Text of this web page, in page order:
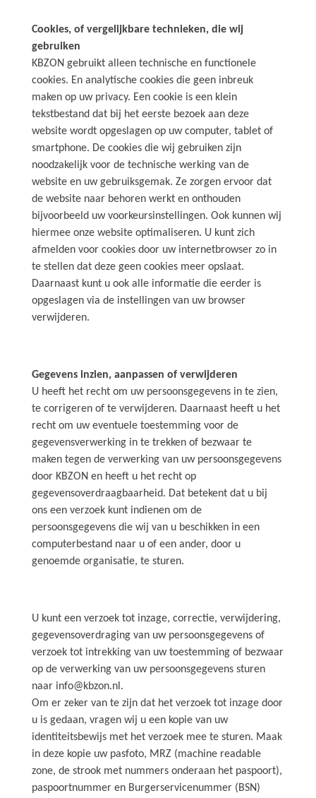
Cookies, of vergelijkbare technieken, die wij
gebruiken
KBZON gebruikt alleen technische en functionele
cookies. En analytische cookies die geen inbreuk
maken op uw privacy. Een cookie is een klein
tekstbestand dat bij het eerste bezoek aan deze
website wordt opgeslagen op uw computer, tablet of
smartphone. De cookies die wij gebruiken zijn
noodzakelijk voor de technische werking van de
website en uw gebruiksgemak. Ze zorgen ervoor dat
de website naar behoren werkt en onthouden
bijvoorbeeld uw voorkeursinstellingen. Ook kunnen wij
hiermee onze website optimaliseren. U kunt zich
afmelden voor cookies door uw internetbrowser zo in
te stellen dat deze geen cookies meer opslaat.
Daarnaast kunt u ook alle informatie die eerder is
opgeslagen via de instellingen van uw browser
verwijderen.
Gegevens inzien, aanpassen of verwijderen
U heeft het recht om uw persoonsgegevens in te zien,
te corrigeren of te verwijderen. Daarnaast heeft u het
recht om uw eventuele toestemming voor de
gegevensverwerking in te trekken of bezwaar te
maken tegen de verwerking van uw persoonsgegevens
door KBZON en heeft u het recht op
gegevensoverdraagbaarheid. Dat betekent dat u bij
ons een verzoek kunt indienen om de
persoonsgegevens die wij van u beschikken in een
computerbestand naar u of een ander, door u
genoemde organisatie, te sturen.
U kunt een verzoek tot inzage, correctie, verwijdering,
gegevensoverdraging van uw persoonsgegevens of
verzoek tot intrekking van uw toestemming of bezwaar
op de verwerking van uw persoonsgegevens sturen
naar info@kbzon.nl.
Om er zeker van te zijn dat het verzoek tot inzage door
u is gedaan, vragen wij u een kopie van uw
identiteitsbewijs met het verzoek mee te sturen. Maak
in deze kopie uw pasfoto, MRZ (machine readable
zone, de strook met nummers onderaan het paspoort),
paspoortnummer en Burgerservicenummer (BSN)